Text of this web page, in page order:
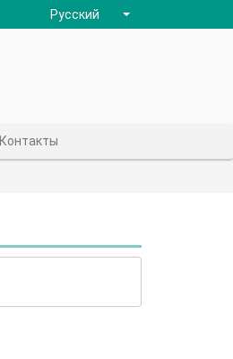
Русский
Контакты